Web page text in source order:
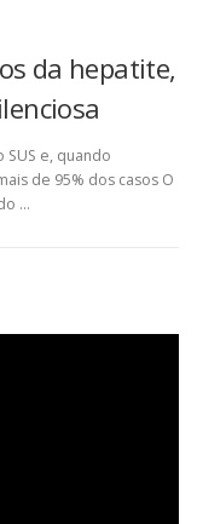
da hepatite,
e, quando
de 95% dos casos O
…